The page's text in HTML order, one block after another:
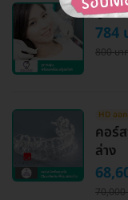
ขูดหิ
784
800 บา
HD ออ
คอร์
ล่าง
70,000